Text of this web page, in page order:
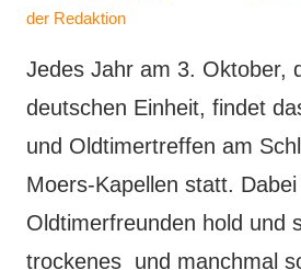
der Redaktion
Jedes Jahr am 3. Oktober,
deutschen Einheit, findet
und Oldtimertreffen am
Moers-Kapellen statt.
Oldtimerfreunden hold und
trockenes und manchmal